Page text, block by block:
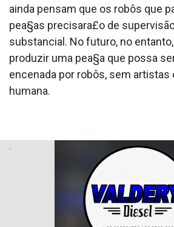
ainda pensam que os robôs que
pea§as precisara£o de
substancial. No futuro, no
produzir uma pea§a que possa
encenada por robôs, sem artistas
humana.